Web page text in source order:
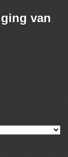
van